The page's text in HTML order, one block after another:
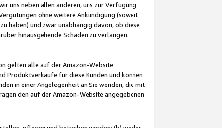
uns neben allen anderen, uns zur Verfügung
ohne weitere Ankündigung (soweit
haben) und zwar unabhängig davon, ob diese
hinausgehende Schäden zu verlangen.
gelten alle auf der Amazon-Website
Produktverkäufe für diese Kunden und können
in einer Angelegenheit an Sie wenden, die mit
den auf der Amazon-Website angegebenen